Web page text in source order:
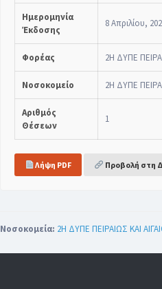
Ημερομηνία
Έκδοσης
8 Απριλίου,
Φορέας 2Η ΔΥΠΕ
Νοσοκομείο 2Η ΔΥΠΕ
Αριθμός
Θέσεων
1
Λήψη PDF Προβολή στη
Νοσοκομεία: 2Η ΔΥΠΕ ΠΕΙΡΑΙΩΣ ΚΑΙ